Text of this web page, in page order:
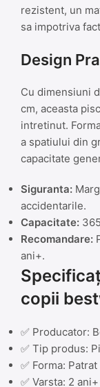
rezistent, un
sa impotriva
Design
Cu dimensiuni
cm, aceasta
intretinut.
a spatiului din
capacitate
Siguranta:
accidentarile.
Capacitate:
Recomandare:
ani+.
copii
✅ Producator:
✅ Tip produs:
✅ Forma: Patrat
✅ Varsta: 2 ani+